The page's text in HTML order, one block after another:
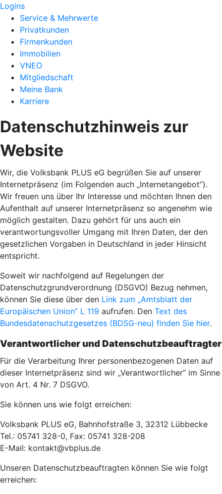
Logins
Service & Mehrwerte
Privatkunden
Firmenkunden
Immobilien
VNEO
Mitgliedschaft
Meine Bank
Karriere
Datenschutzhinweis zur
Website
Wir, die Volksbank PLUS eG begrüßen Sie auf unserer
Internetpräsenz (im Folgenden auch „Internetangebot”).
Wir freuen uns über Ihr Interesse und möchten Ihnen den
Aufenthalt auf unserer Internetpräsenz so angenehm wie
möglich gestalten. Dazu gehört für uns auch ein
verantwortungsvoller Umgang mit Ihren Daten, der den
gesetzlichen Vorgaben in Deutschland in jeder Hinsicht
entspricht.
Soweit wir nachfolgend auf Regelungen der
Datenschutzgrundverordnung (DSGVO) Bezug nehmen,
können Sie diese über den Link zum „Amtsblatt der
Europäischen Union” L 119 aufrufen. Den Text des
Bundesdatenschutzgesetzes (BDSG-neu) finden Sie hier.
Verantwortlicher und Datenschutzbeauftragter
Für die Verarbeitung Ihrer personenbezogenen Daten auf
dieser Internetpräsenz sind wir „Verantwortlicher” im Sinne
von Art. 4 Nr. 7 DSGVO.
Sie können uns wie folgt erreichen:
Volksbank PLUS eG, Bahnhofstraße 3, 32312 Lübbecke
Tel.: 05741 328-0, Fax: 05741 328-208
E-Mail: kontakt@vbplus.de
Unseren Datenschutzbeauftragten können Sie wie folgt
erreichen: